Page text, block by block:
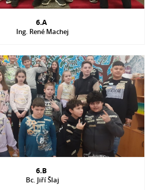
6.A
Ing. René Machej
6.B
Bc. Jiří Šlaj